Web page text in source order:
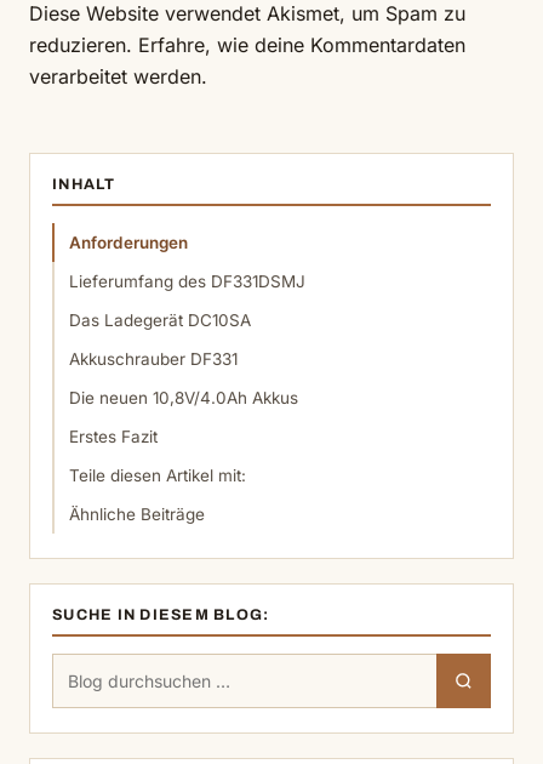
Diese Website verwendet Akismet, um Spam zu
reduzieren. Erfahre, wie deine Kommentardaten
verarbeitet werden.
INHALT
Anforderungen
Lieferumfang des DF331DSMJ
Das Ladegerät DC10SA
Akkuschrauber DF331
Die neuen 10,8V/4.0Ah Akkus
Erstes Fazit
Teile diesen Artikel mit:
Ähnliche Beiträge
SUCHE IN DIESEM BLOG:
Suchen